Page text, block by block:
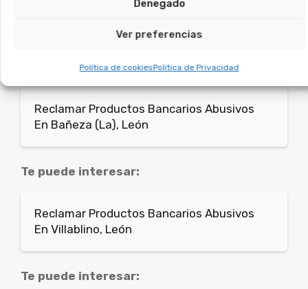
Denegado
Ver preferencias
Política de cookiesPolítica de Privacidad
Si firmaste un contrato así, regístrate sin
compromiso, y veremos si puedes reclamar.
Te puede interesar:
Reclamar Productos Bancarios Abusivos
En Bañeza (La), León
Te puede interesar:
Reclamar Productos Bancarios Abusivos
En Villablino, León
Te puede interesar: